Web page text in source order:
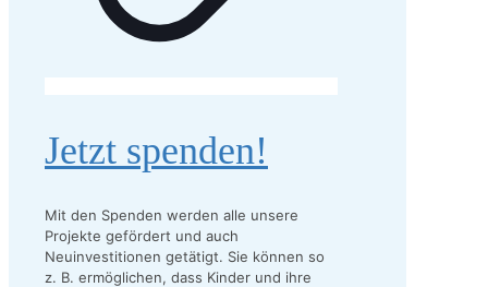
Jetzt spenden!
Mit den Spenden werden alle unsere
Projekte gefördert und auch
Neuinvestitionen getätigt. Sie können so
z. B. ermöglichen, dass Kinder und ihre